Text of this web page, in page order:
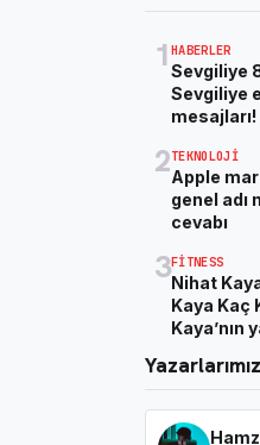
1 HABERLER
Sevgiliye
Sevgiliye
mesajları!
2TEKNOLOJI
Apple
genel adı
cevabı
3FITNESS
Nihat
Kaya Kaç
Kaya’nın
Yazarlarımız